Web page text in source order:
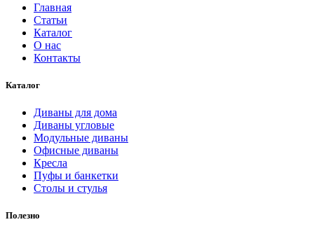
Главная
Статьи
Каталог
О нас
Контакты
Каталог
Диваны для дома
Диваны угловые
Модульные диваны
Офисные диваны
Кресла
Пуфы и банкетки
Столы и стулья
Полезно